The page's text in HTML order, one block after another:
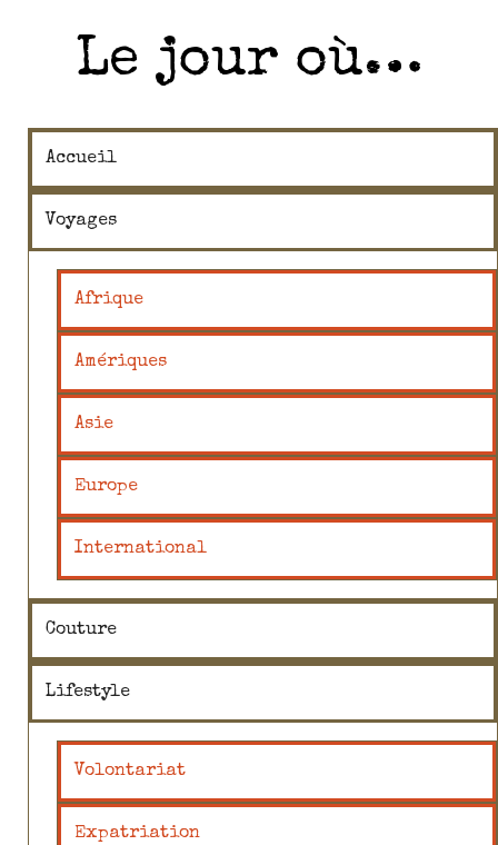
Le jour où…
Accueil
Voyages
Afrique
Amériques
Asie
Europe
International
Couture
Lifestyle
Volontariat
Expatriation